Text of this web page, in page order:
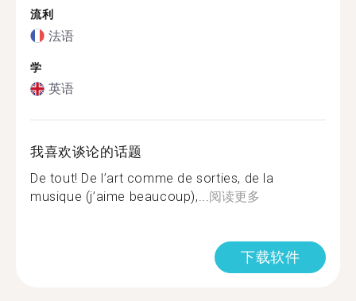
流利
法语
学
英语
我喜欢谈论的话题
De tout! De l’art comme de sorties, de la
musique (j’aime beaucoup),...阅读更多
下载软件